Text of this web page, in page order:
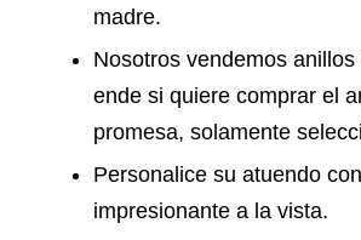
madre.
Nosotros vendemos
ende si quiere comprar el
promesa, solamente
Personalice su atuendo
impresionante a la vista.